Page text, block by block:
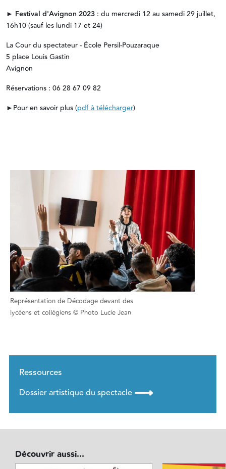
► Festival d'Avignon 2023 : du mercredi 12 au samedi 29 juillet,
16h10 (sauf les lundi 17 et 24)
La Cour du spectateur - École Persil-Pouzaraque
5 place Louis Gastin
Avignon
Réservations : 06 28 67 09 82
►Pour en savoir plus (pdf à télécharger)
Représentation de Décodage devant des
lycéens et collégiens © Photo Lucie Jean
Ressources
Dossier artistique du spectacle ⟶
Découvrir aussi...